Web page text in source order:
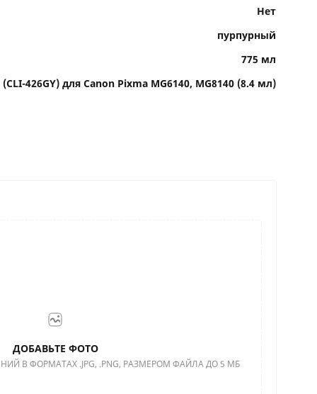
Нет
пурпурный
775 мл
(CLI-426GY) для Canon Pixma MG6140, MG8140 (8.4 мл)
ДОБАВЬТЕ ФОТО
В ФОРМАТАХ .JPG, .PNG, РАЗМЕРОМ ФАЙЛА ДО 5 МБ